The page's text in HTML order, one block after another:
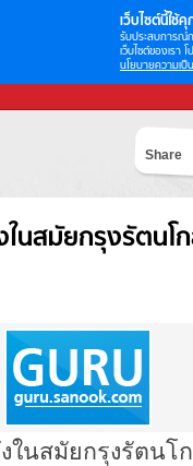
เว็บไซต์นี้ใช้คุ
รับประสบการณ์
เว็บไซต์ของเรา
นโยบายความเป็
Share
ในสมัยกรุงรัตนโ
ในสมัยกรุงรัตนโ